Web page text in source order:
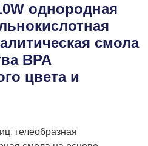
однородная
смола
BPA
цвета и
гелеобразная